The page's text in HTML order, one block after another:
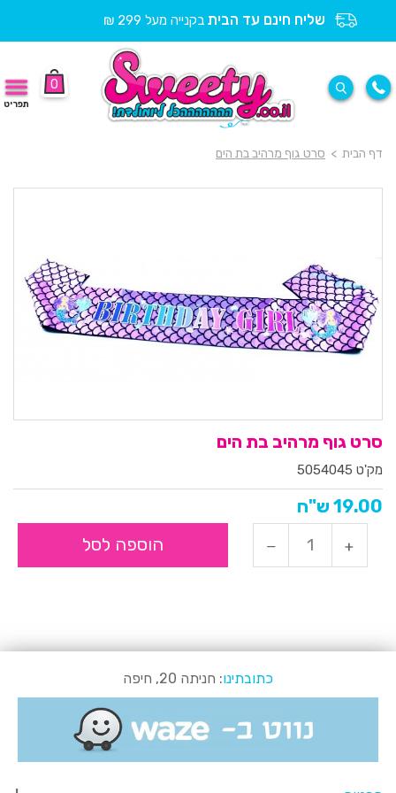
שליח חינם עד הבית בקנייה מעל 299 ₪
0
תפריט
דף הבית > סרט גוף מרהיב בת הים
סרט גוף מרהיב בת הים
מק'ט 5054045
19.00 ש"ח
הוספה לסל
כתובתינו: חניתה 20, חיפה